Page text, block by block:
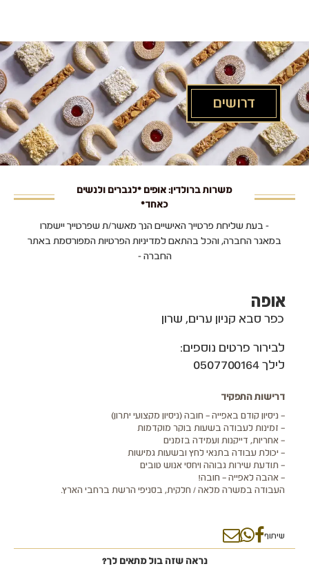
דרושים
משרות ברולדין: אופים *לגברים ולנשים
כאחד*
- בעת שליחת פרטייך האישיים הנך מאשר/ת שפרטייך יישמרו
במאגר החברה, והכל בהתאם למדיניות הפרטיות המפורסמת באתר
החברה -
אופה
כפר סבא קניון ערים, שרון
לבירור פרטים נוספים:
לילך 0507700164
דרישות התפקיד
– ניסיון קודם באפייה – חובה (ניסיון מקצועי יתרון)
– זמינות לעבודה בשעות בוקר מוקדמות
– אחריות, דייקנות ועמידה בזמנים
– יכולת עבודה בתנאי לחץ ובשעות גמישות
– תודעת שירות גבוהה ויחסי אנוש טובים
– אהבה לאפייה – חובה!
העבודה במשרה מלאה / חלקית, בסניפי הרשת ברחבי הארץ.
שיתוף
נראה שזה בול מתאים לך?